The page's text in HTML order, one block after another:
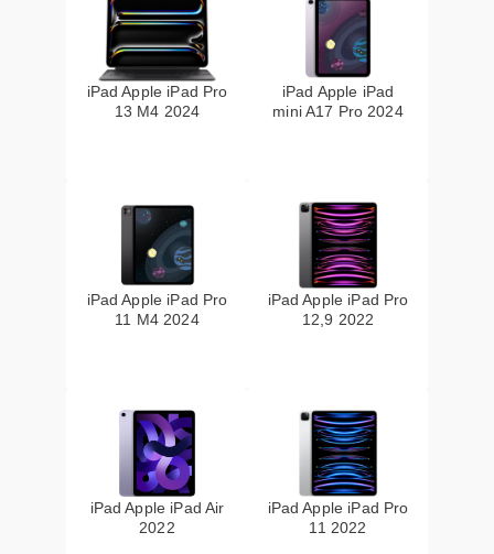
iPad Apple iPad Pro
13 M4 2024
iPad Apple iPad
mini A17 Pro 2024
iPad Apple iPad Pro
11 M4 2024
iPad Apple iPad Pro
12,9 2022
iPad Apple iPad Air
2022
iPad Apple iPad Pro
11 2022